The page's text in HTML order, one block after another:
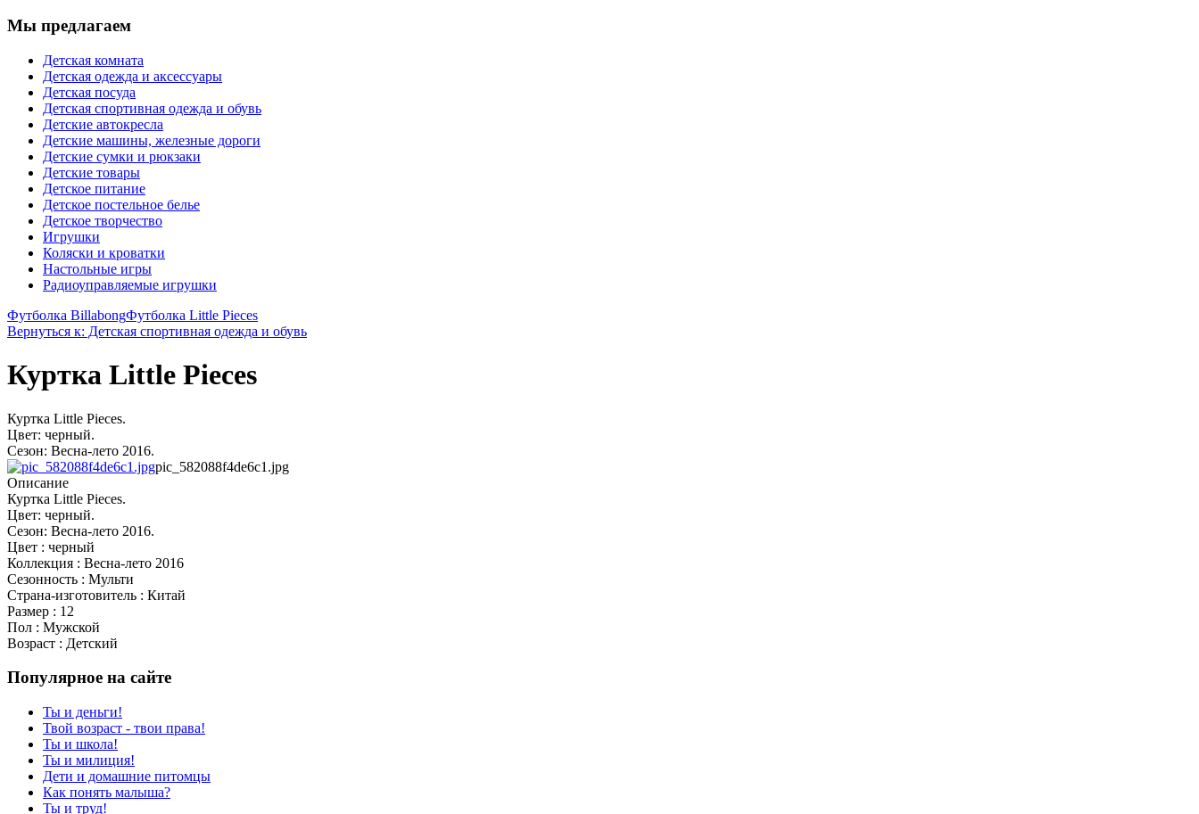
Мы предлагаем
Детская комната
Детская одежда и аксессуары
Детская посуда
Детская спортивная одежда и обувь
Детские автокресла
Детские машины, железные дороги
Детские сумки и рюкзаки
Детские товары
Детское питание
Детское постельное белье
Детское творчество
Игрушки
Коляски и кроватки
Настольные игры
Радиоуправляемые игрушки
Футболка BillabongФутболка Little Pieces
Вернуться к: Детская спортивная одежда и обувь
Куртка Little Pieces
Куртка Little Pieces.
Цвет: черный.
Сезон: Весна-лето 2016.
pic_582088f4de6c1.jpg
Описание
Куртка Little Pieces.
Цвет: черный.
Сезон: Весна-лето 2016.
Цвет : черный
Коллекция : Весна-лето 2016
Сезонность : Мульти
Страна-изготовитель : Китай
Размер : 12
Пол : Мужской
Возраст : Детский
Популярное на сайте
Ты и деньги!
Твой возраст - твои права!
Ты и школа!
Ты и милиция!
Дети и домашние питомцы
Как понять малыша?
Ты и труд!